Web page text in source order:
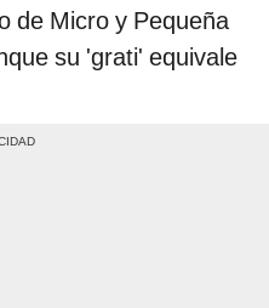
de Micro y Pequeña
su 'grati' equivale